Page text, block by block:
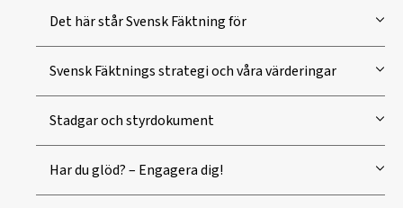
Det här står Svensk Fäktning för
Svensk Fäktnings strategi och våra värderingar
Stadgar och styrdokument
Har du glöd? – Engagera dig!